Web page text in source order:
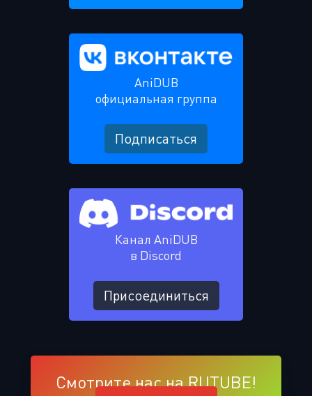
AniDUB
официальная группа
Подписаться
Канал AniDUB
в Discord
Присоединиться
Смотрите нас на RUTUBE!